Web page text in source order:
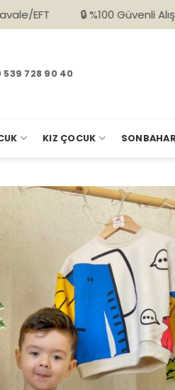
🔒 %100 Güvenli Alışveriş 🚚
539 728 90 40
KIZ ÇOCUK